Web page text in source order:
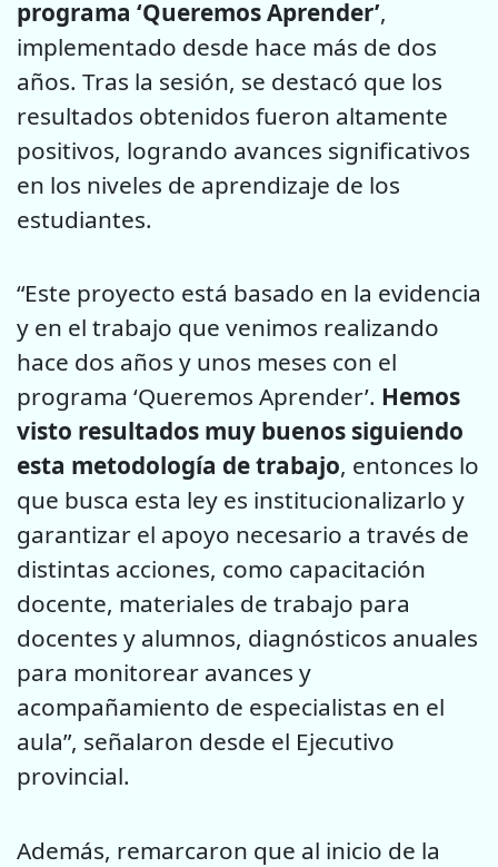
programa ‘Queremos Aprender’,
implementado desde hace más de dos
años. Tras la sesión, se destacó que los
resultados obtenidos fueron altamente
positivos, logrando avances significativos
en los niveles de aprendizaje de los
estudiantes.
“Este proyecto está basado en la evidencia
y en el trabajo que venimos realizando
hace dos años y unos meses con el
programa ‘Queremos Aprender’. Hemos
visto resultados muy buenos siguiendo
esta metodología de trabajo, entonces lo
que busca esta ley es institucionalizarlo y
garantizar el apoyo necesario a través de
distintas acciones, como capacitación
docente, materiales de trabajo para
docentes y alumnos, diagnósticos anuales
para monitorear avances y
acompañamiento de especialistas en el
aula”, señalaron desde el Ejecutivo
provincial.
Además, remarcaron que al inicio de la